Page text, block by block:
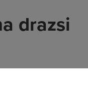
drazsi
a Sagem 840 vim ze